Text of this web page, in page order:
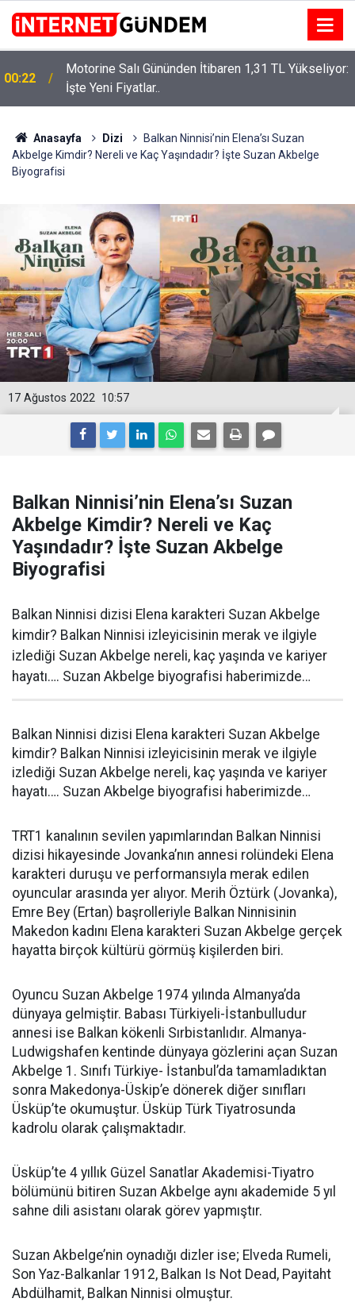
00:22
Motorine Salı Gününden İtibaren 1,31 TL Yükseliyor:
İşte Yeni Fiyatlar..
Anasayfa Dizi
Balkan Ninnisi’nin Elena’sı Suzan
Akbelge Kimdir? Nereli ve Kaç Yaşındadır? İşte Suzan Akbelge
Biyografisi
10:57
17 Ağustos 2022
Balkan Ninnisi’nin Elena’sı Suzan
Akbelge Kimdir? Nereli ve Kaç
Yaşındadır? İşte Suzan Akbelge
Biyografisi
Balkan Ninnisi dizisi Elena karakteri Suzan Akbelge
kimdir? Balkan Ninnisi izleyicisinin merak ve ilgiyle
izlediği Suzan Akbelge nereli, kaç yaşında ve kariyer
hayatı…. Suzan Akbelge biyografisi haberimizde…
Balkan Ninnisi dizisi Elena karakteri Suzan Akbelge
kimdir? Balkan Ninnisi izleyicisinin merak ve ilgiyle
izlediği Suzan Akbelge nereli, kaç yaşında ve kariyer
hayatı…. Suzan Akbelge biyografisi haberimizde…
TRT1 kanalının sevilen yapımlarından Balkan Ninnisi
dizisi hikayesinde Jovanka’nın annesi rolündeki Elena
karakteri duruşu ve performansıyla merak edilen
oyuncular arasında yer alıyor. Merih Öztürk (Jovanka),
Emre Bey (Ertan) başrolleriyle Balkan Ninnisinin
Makedon kadını Elena karakteri Suzan Akbelge gerçek
hayatta birçok kültürü görmüş kişilerden biri.
Oyuncu Suzan Akbelge 1974 yılında Almanya’da
dünyaya gelmiştir. Babası Türkiyeli-İstanbulludur
annesi ise Balkan kökenli Sırbistanlıdır. Almanya-
Ludwigshafen kentinde dünyaya gözlerini açan Suzan
Akbelge 1. Sınıfı Türkiye- İstanbul’da tamamladıktan
sonra Makedonya-Üskip’e dönerek diğer sınıfları
Üsküp’te okumuştur. Üsküp Türk Tiyatrosunda
kadrolu olarak çalışmaktadır.
Üsküp’te 4 yıllık Güzel Sanatlar Akademisi-Tiyatro
bölümünü bitiren Suzan Akbelge aynı akademide 5 yıl
sahne dili asistanı olarak görev yapmıştır.
Suzan Akbelge’nin oynadığı dizler ise; Elveda Rumeli,
Son Yaz-Balkanlar 1912, Balkan Is Not Dead, Payitaht
Abdülhamit, Balkan Ninnisi olmuştur.